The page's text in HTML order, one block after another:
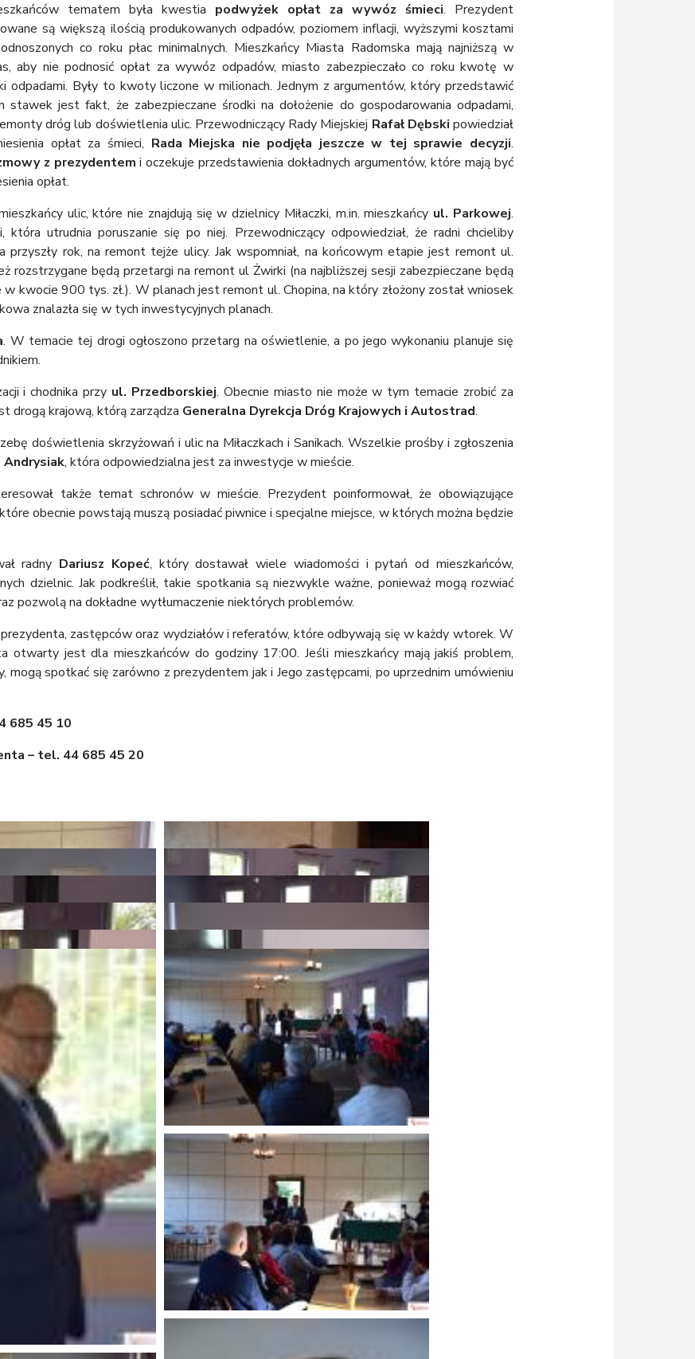
tematem była kwestia podwyżek opłat za wywóz śmieci. Prezydent
są większą ilością produkowanych odpadów, poziomem inflacji, wyższymi kosztami
co roku płac minimalnych. Mieszkańcy Miasta Radomska mają najniższą w
aby nie podnosić opłat za wywóz odpadów, miasto zabezpieczało co roku kwotę w
odpadami. Były to kwoty liczone w milionach. Jednym z argumentów, który przedstawić
stawek jest fakt, że zabezpieczane środki na dołożenie do gospodarowania odpadami,
dróg lub doświetlenia ulic. Przewodniczący Rady Miejskiej Rafał Dębski powiedział
opłat za śmieci, Rada Miejska nie podjęła jeszcze w tej sprawie decyzji.
z prezydentem i oczekuje przedstawienia dokładnych argumentów, które mają być
opłat.
ulic, które nie znajdują się w dzielnicy Miłaczki, m.in. mieszkańcy ul. Parkowej.
utrudnia poruszanie się po niej. Przewodniczący odpowiedział, że radni chcieliby
przyszły rok, na remont tejże ulicy. Jak wspomniał, na końcowym etapie jest remont ul.
rozstrzygane będą przetargi na remont ul Żwirki (na najbliższej sesji zabezpieczane będą
kwocie 900 tys. zł.). W planach jest remont ul. Chopina, na który złożony został wniosek
znalazła się w tych inwestycyjnych planach.
. W temacie tej drogi ogłoszono przetarg na oświetlenie, a po jego wykonaniu planuje się
i chodnika przy ul. Przedborskiej. Obecnie miasto nie może w tym temacie zrobić za
drogą krajową, którą zarządza Generalna Dyrekcja Dróg Krajowych i Autostrad.
doświetlenia skrzyżowań i ulic na Miłaczkach i Sanikach. Wszelkie prośby i zgłoszenia
Andrysiak, która odpowiedzialna jest za inwestycje w mieście.
także temat schronów w mieście. Prezydent poinformował, że obowiązujące
obecnie powstają muszą posiadać piwnice i specjalne miejsce, w których można będzie
radny Dariusz Kopeć, który dostawał wiele wiadomości i pytań od mieszkańców,
dzielnic. Jak podkreślił, takie spotkania są niezwykle ważne, ponieważ mogą rozwiać
pozwolą na dokładne wytłumaczenie niektórych problemów.
zastępców oraz wydziałów i referatów, które odbywają się w każdy wtorek. W
otwarty jest dla mieszkańców do godziny 17:00. Jeśli mieszkańcy mają jakiś problem,
mogą spotkać się zarówno z prezydentem jak i Jego zastępcami, po uprzednim umówieniu
685 45 10
– tel. 44 685 45 20